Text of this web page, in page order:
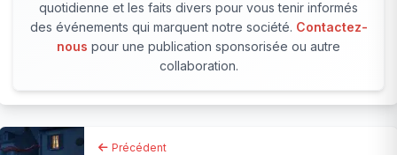
quotidienne et les faits divers pour vous tenir informés
des événements qui marquent notre société. Contactez-
nous pour une publication sponsorisée ou autre
collaboration.
Précédent